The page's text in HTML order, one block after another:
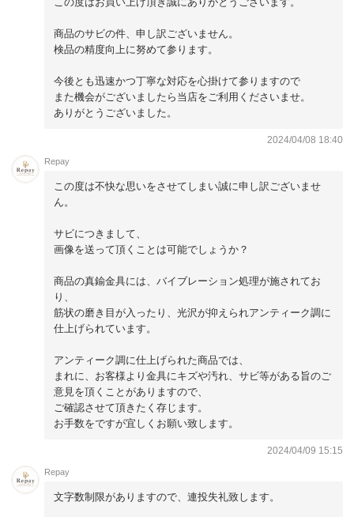
商品のサビの件、申し訳ございません。
検品の精度向上に努めて参ります。
今後とも迅速かつ丁寧な対応を心掛けて参りますので
また機会がございましたら当店をご利用くださいませ。
ありがとうございました。
2024/04/08 18:40
Repay
この度は不快な思いをさせてしまい誠に申し訳ございませ
ん。
サビにつきまして、
画像を送って頂くことは可能でしょうか？
商品の真鍮金具には、バイブレーション処理が施されてお
り、
筋状の磨き目が入ったり、光沢が抑えられアンティーク調に
仕上げられています。
アンティーク調に仕上げられた商品では、
まれに、お客様より金具にキズや汚れ、サビ等がある旨のご
意見を頂くことがありますので、
ご確認させて頂きたく存じます。
お手数をですが宜しくお願い致します。
2024/04/09 15:15
Repay
文字数制限がありますので、連投失礼致します。